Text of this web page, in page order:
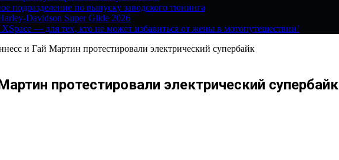
подразделение по выпуску заводского тюнинга
Davidson Super Glide 2026
— для тех, кто не может избавиться от жены в мотопутешествии!
и Гай Мартин протестировали электрический супербайк
протестировали электрический супербайк